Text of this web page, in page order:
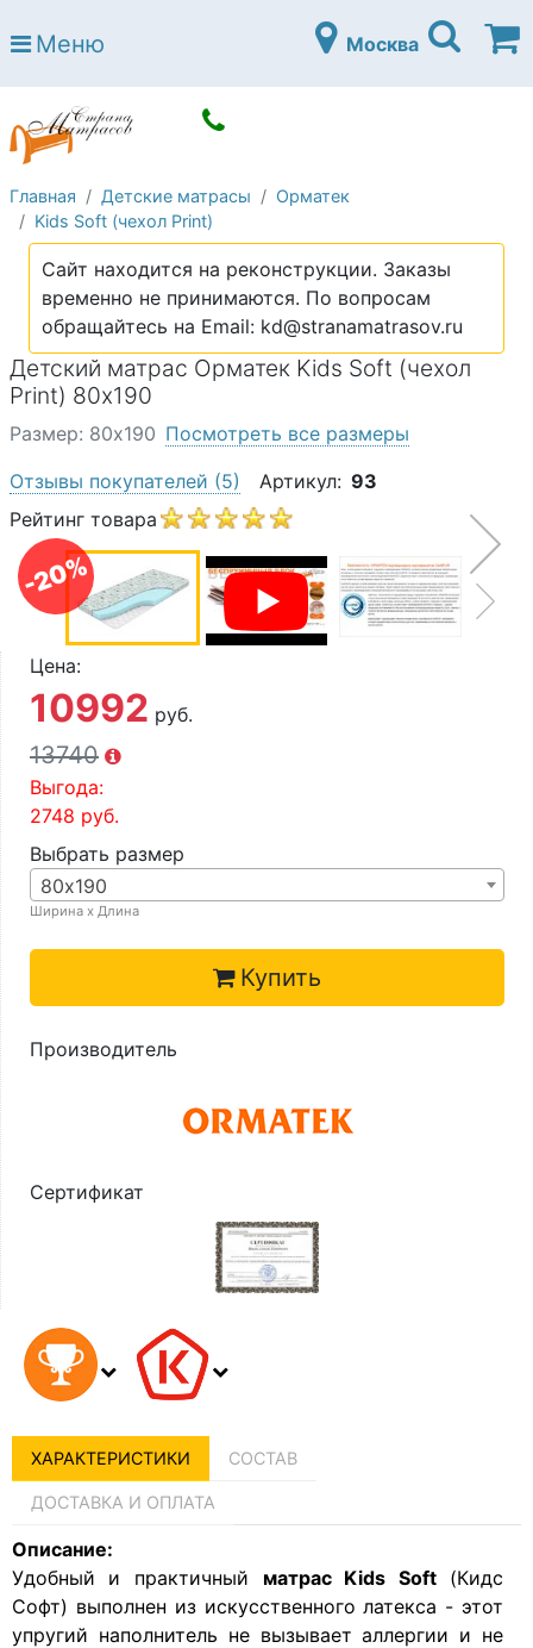
Страна матрасов
Open submenu (Матрасы)
Open submenu (Кровати)
Кровати
Open submenu (Аксессуары)
Open submenu (Диваны)
Диваны
Open submenu (Постельное белье)
Постельное белье
Open submenu (Мебель)
Мебель
Open submenu (Основания)
Основания
Open submenu (Детские матрасы)
Детские матрасы
Open submenu (Детские кровати)
Детские кровати
Open submenu (Шкафы)
Шкафы
О компании
Контакты
Доставка по городу
Меню Москва
Главная Детские матрасы
Орматек
Kids Soft (чехол Print)
Сайт находится на реконструкции. Заказы
временно не принимаются. По вопросам
обращайтесь на Email: kd@stranamatrasov.ru
Детский матрас Орматек Kids Soft (чехол
Print) 80х190
-20%
Размер: 80х190 Посмотреть все размеры
Отзывы покупателей (5) Артикул: 93
Рейтинг товара
Цена:
10992 руб.
13740
Выгода:
2748 руб.
Выбрать размер
80х190
Ширина х Длина
Купить
Производитель
Сертификат
ХАРАКТЕРИСТИКИ СОСТАВ
ДОСТАВКА И ОПЛАТА
Описание:
Удобный и практичный матрас Kids Soft(Кидс
Софт) выполнен из искусственного латекса - этот
упругий наполнитель не вызывает аллергии и не